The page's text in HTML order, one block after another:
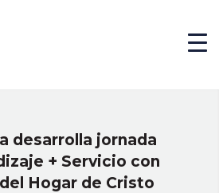
desarrolla jornada
+ Servicio con
Hogar de Cristo